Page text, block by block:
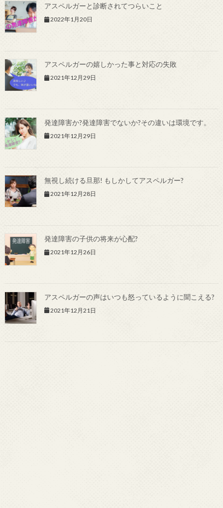
アスペルガーと診断されてつらいこと
2022年1月20日
アスペルガーの嬉しかった事と対応の失敗
2021年12月29日
発達障害か?発達障害でないか?その違いは環境です。
2021年12月29日
無視し続ける旦那! もしかしてアスペルガー?
2021年12月28日
発達障害の子供の将来が心配?
2021年12月26日
アスペルガーの声はいつも怒っているように聞こえる?
2021年12月21日